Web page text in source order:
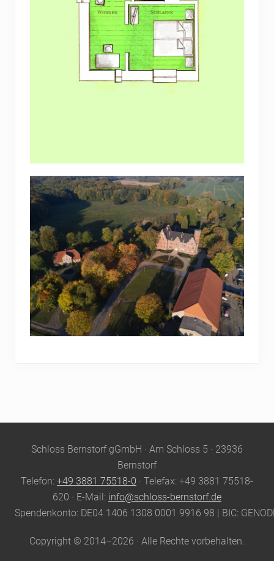
SiteSchloss Bernstorf gGmbH · Am Schloss 5 · 23936
Bernstorf
Telefon: +49 3881 75518-0 · Telefax: +49 3881 75518-
620 · E-Mail: info@schloss-bernstorf.de
Spendenkonto: DE04 1406 1308 0001 9916 98 | BIC:
Copyright © 2014–2026 · Alle Rechte vorbehalten.